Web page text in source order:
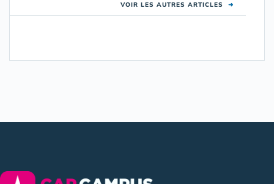
VOIR LES AUTRES ARTICLES ➜